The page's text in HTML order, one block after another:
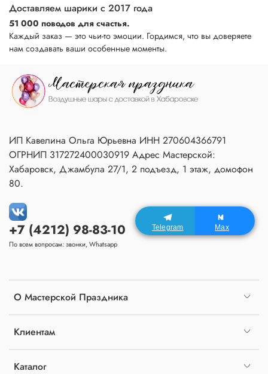
Доставляем шарики с 2017 года
51 000 поводов для счастья.
Каждый заказ — это чьи-то эмоции. Гордимся, что вы доверяете
нам создавать ваши особенные моменты.
О Мастерской Праздника
Клиентам
Каталог
+7 (4212) 98-83-10
По всем вопросам: звонки, Whatsapp
ИП Кавелина Ольга Юрьевна ИНН 270604366791
ОГРНИП 317272400030919 Адрес Мастерской:
Хабаровск, Джамбула 27/1, 2 подъезд, 1 этаж, домофон
80.
Telegram Max